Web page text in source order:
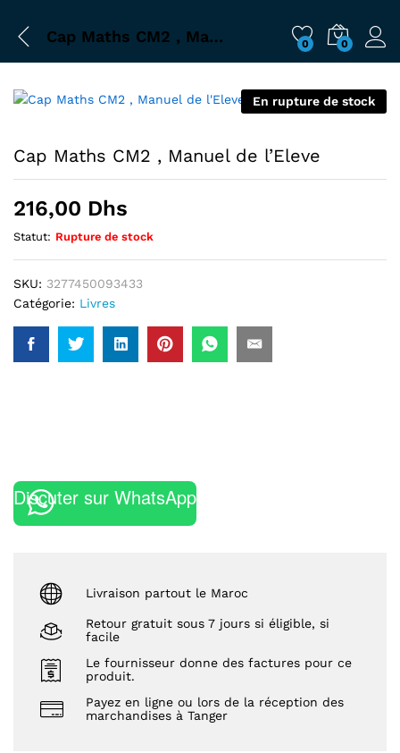
Cap Maths CM2 , Manuel de l’Eleve 0 0
En rupture de stock
Cap Maths CM2 , Manuel de l’Eleve
216,00 Dhs
Statut: Rupture de stock
SKU: 3277450093433
Catégorie: Livres
Discuter sur WhatsApp
Livraison partout le Maroc
Retour gratuit sous 7 jours si éligible, si
facile
Le fournisseur donne des factures pour ce
produit.
Payez en ligne ou lors de la réception des
marchandises à Tanger